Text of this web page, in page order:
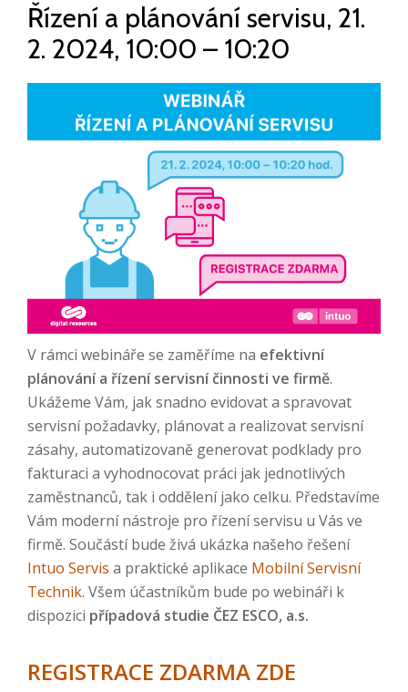
Řízení a plánování servisu, 21.
2. 2024, 10:00 – 10:20
V rámci webináře se zaměříme na efektivní
plánování a řízení servisní činnosti ve firmě.
Ukážeme Vám, jak snadno evidovat a spravovat
servisní požadavky, plánovat a realizovat servisní
zásahy, automatizovaně generovat podklady pro
fakturaci a vyhodnocovat práci jak jednotlivých
zaměstnanců, tak i oddělení jako celku. Představíme
Vám moderní nástroje pro řízení servisu u Vás ve
firmě. Součástí bude živá ukázka našeho řešení
Intuo Servis a praktické aplikace Mobilní Servisní
Technik. Všem účastníkům bude po webináři k
dispozici případová studie ČEZ ESCO, a.s.
REGISTRACE ZDARMA ZDE